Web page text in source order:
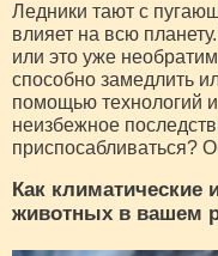
Ледники тают с
влияет на всю
или это уже
способно замедлить
помощью технологий
неизбежное
приспосабливаться?
Как климатические
животных в вашем